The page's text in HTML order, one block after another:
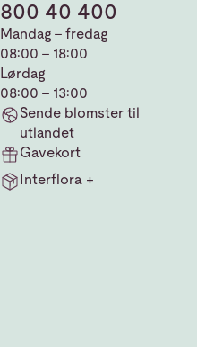
800 40 400
Mandag - fredag
08:00 - 18:00
Lørdag
08:00 - 13:00
Sende blomster til
utlandet
Gavekort
Interflora +